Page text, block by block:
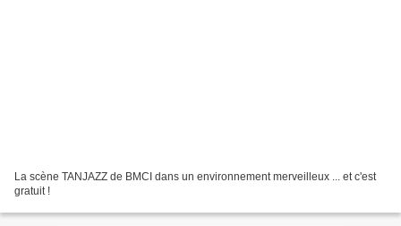
La scène TANJAZZ de BMCI dans un environnement merveilleux ... et c'est
gratuit !